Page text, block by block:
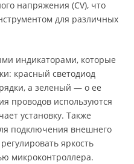
напряжения (CV), что
для различных
индикаторами, которые
красный светодиод
а зеленый — о ее
проводов используются
установку. Также
подключения внешнего
яркость
микроконтроллера.